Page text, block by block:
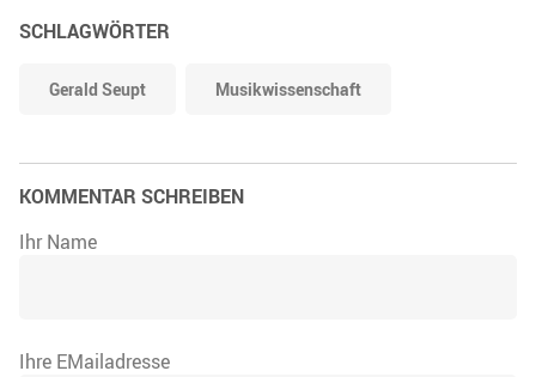
SCHLAGWÖRTER
Gerald Seupt Musikwissenschaft
KOMMENTAR SCHREIBEN
Ihr Name
Ihre EMailadresse